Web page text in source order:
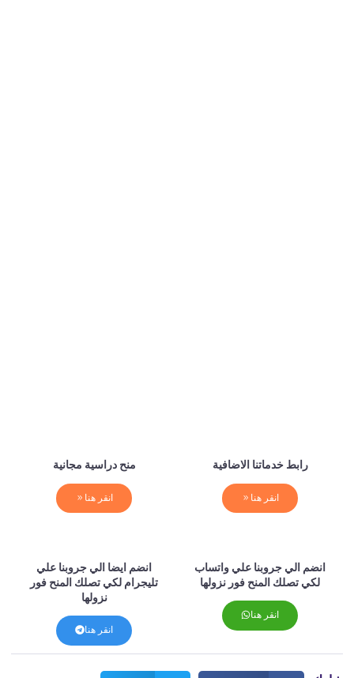
رابط خدماتنا الاضافية
انقر هنا
منح دراسية مجانية
انقر هنا
انضم الي جروبنا علي واتساب
لكي تصلك المنح فور نزولها
انقر هنا
انضم ايضا الي جروبنا علي
تليجرام لكي تصلك المنح فور
نزولها
انقر هنا